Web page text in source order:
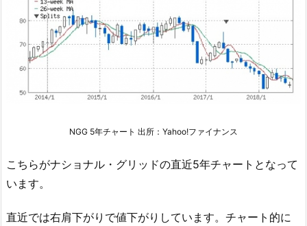
NGG 5年チャート 出所：Yahoo!ファイナンス
こちらがナショナル・グリッドの直近5年チャートとなって
います。
直近では右肩下がりで値下がりしています。チャート的に